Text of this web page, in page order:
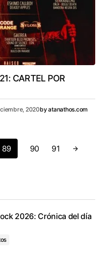
CARTEL POR
2020byatanathos.com
89 90 91
2026: Crónica del día